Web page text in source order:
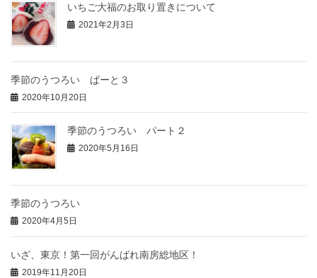
いちご大福のお取り置きについて
2021年2月3日
季節のうつろい ぱーと３
2020年10月20日
季節のうつろい パート２
2020年5月16日
季節のうつろい
2020年4月5日
いざ、東京！第一回がんばれ南房総地区！
2019年11月20日